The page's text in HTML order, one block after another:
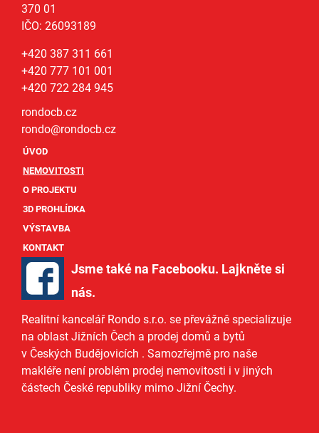
370 01
IČO: 26093189
+420 387 311 661
+420 777 101 001
+420 722 284 945
rondocb.cz
rondo@rondocb.cz
ÚVOD
NEMOVITOSTI
O PROJEKTU
3D PROHLÍDKA
VÝSTAVBA
KONTAKT
Jsme také na Facebooku. Lajkněte si
nás.
Realitní kancelář Rondo s.r.o. se převážně specializuje
na oblast Jižních Čech a prodej domů a bytů
v Českých Budějovicích . Samozřejmě pro naše
makléře není problém prodej nemovitosti i v jiných
částech České republiky mimo Jižní Čechy.